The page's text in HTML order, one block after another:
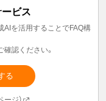
ビス
AIを活用することでFAQ構
認ください。
る